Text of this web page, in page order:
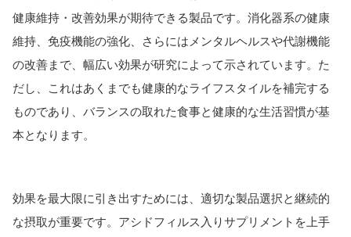
健康維持・改善効果が期待できる製品です。消化器系の健康
維持、免疫機能の強化、さらにはメンタルヘルスや代謝機能
の改善まで、幅広い効果が研究によって示されています。た
だし、これはあくまでも健康的なライフスタイルを補完する
ものであり、バランスの取れた食事と健康的な生活習慣が基
本となります。
効果を最大限に引き出すためには、適切な製品選択と継続的
な摂取が重要です。アシドフィルス入りサプリメントを上手